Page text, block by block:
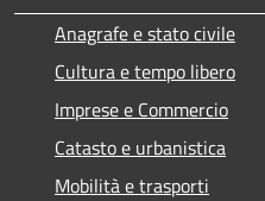
Anagrafe e stato civile
Cultura e tempo libero
Imprese e Commercio
Catasto e urbanistica
Mobilità e trasporti